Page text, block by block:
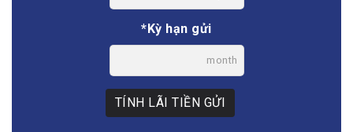
*Kỳ hạn gửi
month
TÍNH LÃI TIỀN GỬI